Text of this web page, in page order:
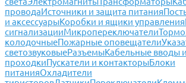
проводаИсточники и защита питания
и аксессуарыКоробки и ящики управления
сигнализацииМикропереключатели
колодочныеПожарные оповещатели
светозвуковыеРазъемыКабельные вводы и
проходкиПускатели и контакторыБлоки
питанияОхладители